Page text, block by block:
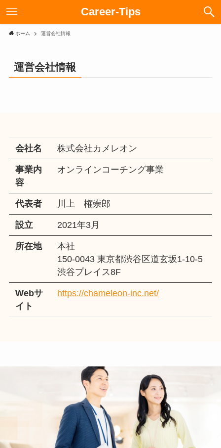
Career-Tips
ホーム 運営会社情報
運営会社情報
会社名 株式会社カメレオン
事業内
容
オンラインコーチング事業
代表者 川上 権崇郎
設立 2021年3月
所在地
本社
150-0043 東京都渋谷区道玄坂1-10-5
渋谷プレイス8F
Webサ
イト
https://chameleon-inc.net/